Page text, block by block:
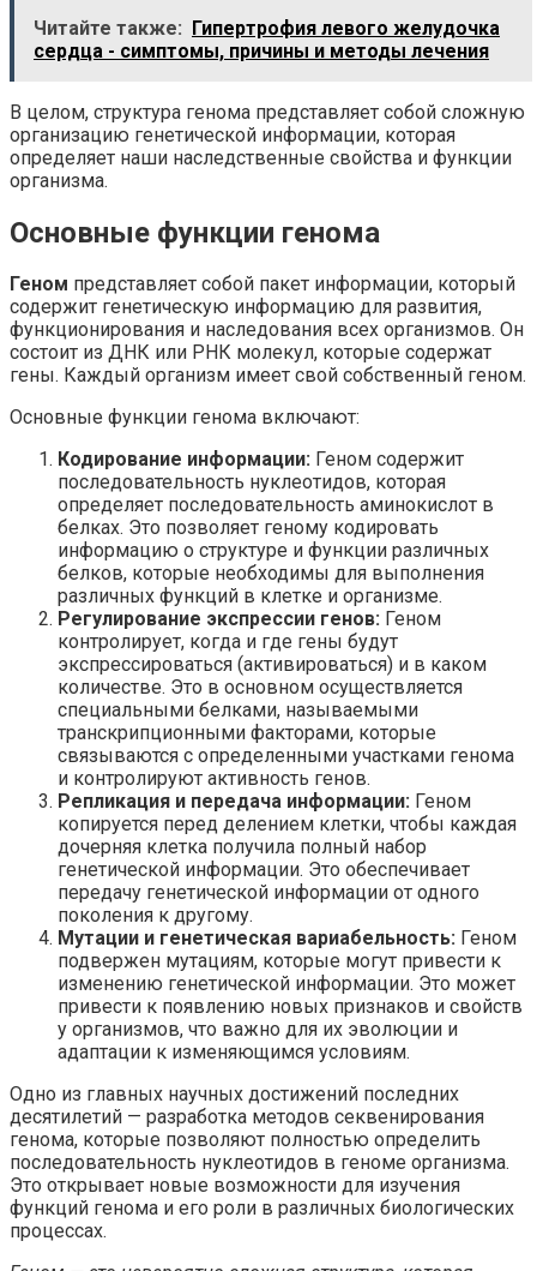
Читайте также: Гипертрофия левого желудочка
сердца - симптомы, причины и методы лечения
В целом, структура генома представляет собой сложную
организацию генетической информации, которая
определяет наши наследственные свойства и функции
организма.
Основные функции генома
Геном представляет собой пакет информации, который
содержит генетическую информацию для развития,
функционирования и наследования всех организмов. Он
состоит из ДНК или РНК молекул, которые содержат
гены. Каждый организм имеет свой собственный геном.
Основные функции генома включают:
Кодирование информации: Геном содержит
последовательность нуклеотидов, которая
определяет последовательность аминокислот в
белках. Это позволяет геному кодировать
информацию о структуре и функции различных
белков, которые необходимы для выполнения
различных функций в клетке и организме.
Регулирование экспрессии генов: Геном
контролирует, когда и где гены будут
экспрессироваться (активироваться) и в каком
количестве. Это в основном осуществляется
специальными белками, называемыми
транскрипционными факторами, которые
связываются с определенными участками генома
и контролируют активность генов.
Репликация и передача информации: Геном
копируется перед делением клетки, чтобы каждая
дочерняя клетка получила полный набор
генетической информации. Это обеспечивает
передачу генетической информации от одного
поколения к другому.
Мутации и генетическая вариабельность: Геном
подвержен мутациям, которые могут привести к
изменению генетической информации. Это может
привести к появлению новых признаков и свойств
у организмов, что важно для их эволюции и
адаптации к изменяющимся условиям.
Одно из главных научных достижений последних
десятилетий — разработка методов секвенирования
генома, которые позволяют полностью определить
последовательность нуклеотидов в геноме организма.
Это открывает новые возможности для изучения
функций генома и его роли в различных биологических
процессах.